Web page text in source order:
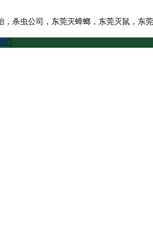
，杀虫公司，东莞灭蟑螂，东莞灭鼠，东
们